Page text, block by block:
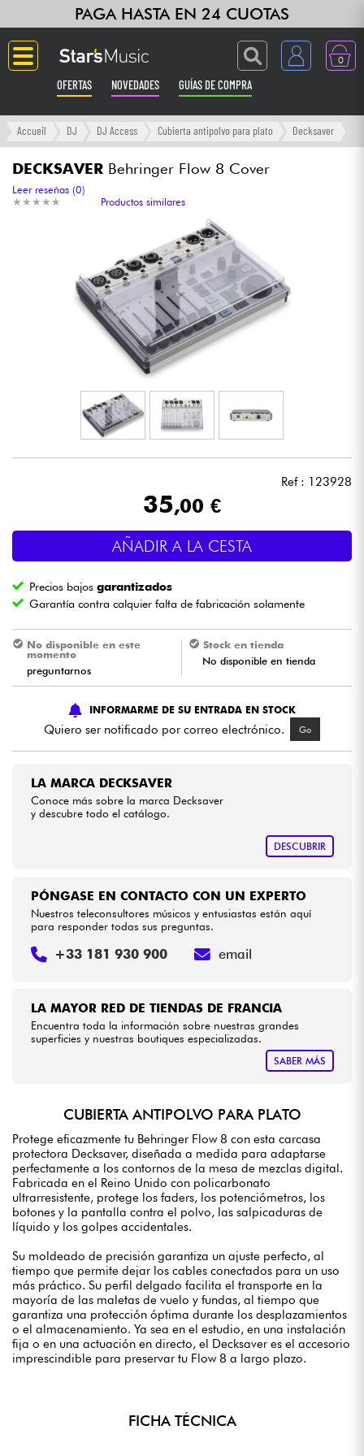
PAGA HASTA EN 24 CUOTAS
0
OFERTAS NOVEDADES GUÍAS DE COMPRA
Langue
Guitarras & Bajos
Ampli & Efectos
Sintetizadores & samplers
Grabación
Micros
Sistemas de Sonido
Batería y percusión
Vientos
Niños
HiFi
Ver nuestras marcas
Accueil DJ DJ Access Cubierta antipolvo para plato Decksaver
DECKSAVER Behringer Flow 8 Cover
★ ★ ★ ★ ★
★ ★ ★ ★ ★
Leer reseñas (0)
Productos similares
Ref : 123928
35,00 €
AÑADIR A LA CESTA
Precios bajosgarantizados
Garantía contra calquier falta de fabricación solamente
No disponible en este
momento
preguntarnos
Stock en tienda
No disponible en tienda
INFORMARME DE SU ENTRADA EN STOCK
Quiero ser notificado por correo electrónico. Go
LA MARCA DECKSAVER
Conoce más sobre la marca Decksaver
y descubre todo el catálogo.
DESCUBRIR
LA MAYOR RED DE TIENDAS DE FRANCIA
Encuentra toda la información sobre nuestras grandes
superficies y nuestras boutiques especializadas.
SABER MÁS
PÓNGASE EN CONTACTO CON UN EXPERTO
Nuestros teleconsultores músicos y entusiastas están aquí
para responder todas sus preguntas.
+33 181 930 900 email
CUBIERTA ANTIPOLVO PARA PLATO
Protege eficazmente tu Behringer Flow 8 con esta carcasa
protectora Decksaver, diseñada a medida para adaptarse
perfectamente a los contornos de la mesa de mezclas digital.
Fabricada en el Reino Unido con policarbonato
ultrarresistente, protege los faders, los potenciómetros, los
botones y la pantalla contra el polvo, las salpicaduras de
líquido y los golpes accidentales.
Su moldeado de precisión garantiza un ajuste perfecto, al
tiempo que permite dejar los cables conectados para un uso
más práctico. Su perfil delgado facilita el transporte en la
mayoría de las maletas de vuelo y fundas, al tiempo que
garantiza una protección óptima durante los desplazamientos
o el almacenamiento. Ya sea en el estudio, en una instalación
fija o en una actuación en directo, el Decksaver es el accesorio
imprescindible para preservar tu Flow 8 a largo plazo.
FICHA TÉCNICA